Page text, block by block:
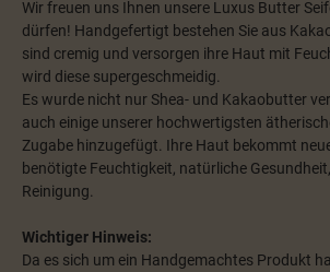
Wir freuen uns Ihnen unsere Luxus Butter
dürfen! Handgefertigt bestehen Sie aus
sind cremig und versorgen ihre Haut mit
wird diese supergeschmeidig.
Es wurde nicht nur Shea- und Kakaobutter
auch einige unserer hochwertigsten
Zugabe hinzugefügt. Ihre Haut bekommt
benötigte Feuchtigkeit, natürliche
Reinigung.
Wichtiger Hinweis:
Da es sich um ein Handgemachtes Produkt